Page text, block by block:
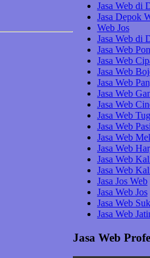
Jasa Web di
Jasa Depok
Web Jos
Jasa Web di
Jasa Web
Jasa Web
Jasa Web
Jasa Web
Jasa Web
Jasa Web
Jasa Web
Jasa Web
Jasa Web
Jasa Web
Jasa Web
Jasa Web
Jasa Jos Web
Jasa Web Jos
Jasa Web
Jasa Web
Jasa Web